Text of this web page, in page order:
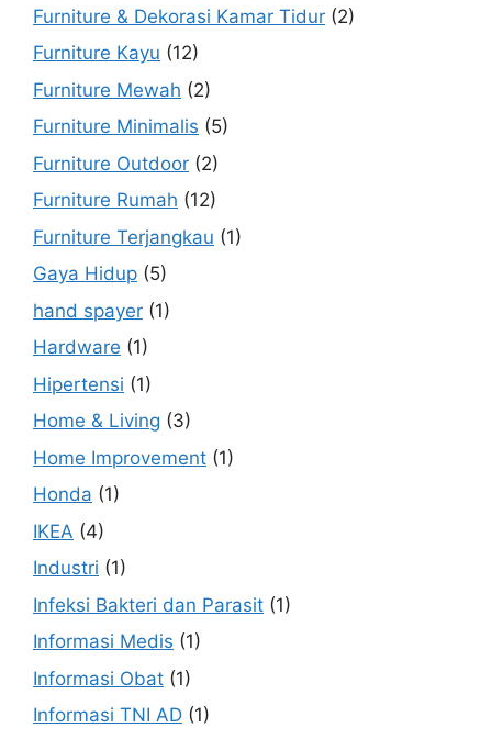
Furniture & Dekorasi Kamar Tidur (2)
Furniture Kayu (12)
Furniture Mewah (2)
Furniture Minimalis (5)
Furniture Outdoor (2)
Furniture Rumah (12)
Furniture Terjangkau (1)
Gaya Hidup (5)
hand spayer (1)
Hardware (1)
Hipertensi (1)
Home & Living (3)
Home Improvement (1)
Honda (1)
IKEA (4)
Industri (1)
Infeksi Bakteri dan Parasit (1)
Informasi Medis (1)
Informasi Obat (1)
Informasi TNI AD (1)